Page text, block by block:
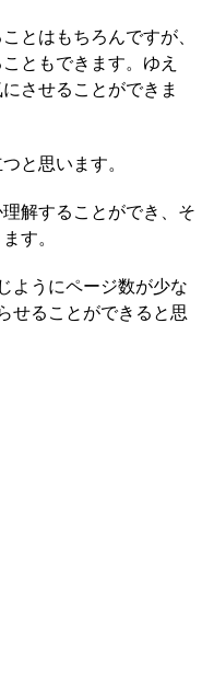
とはもちろんですが、
ともできます。ゆえ
させることができま
と思います。
解することができ、そ
す。
ようにページ数が少な
せることができると思